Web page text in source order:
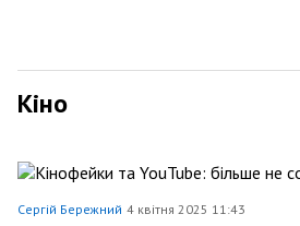
Кіно
Сергій Бережний 4 квітня 2025 11:43